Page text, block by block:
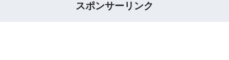
スポンサーリンク